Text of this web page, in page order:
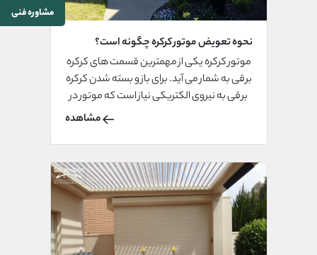
مشاوره فنی
نحوه تعویض موتور کرکره چگونه است؟
موتور کرکره یکی از مهمترین قسمت های کرکره
برقی به شمار می آید. برای باز و بسته شدن کرکره
برقی به نیروی الکتریکی نیاز است که موتور در
انتقال و هدایت کردن نیروی الکتریکی به سایر
متنوعی از موتور در کرکره برقی بکار می رود که
هر کدام به روش محتص به خود تعویض می
شود در این مقاله روشهای تعویض انواع موتور
کرکره برقی را شرح میدهیم
مشاهده